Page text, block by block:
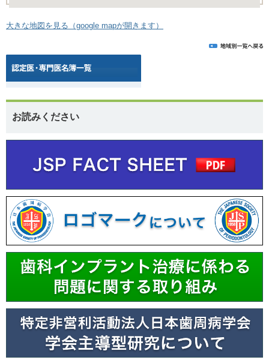
大きな地図を見る（google mapが開きます）
お読みください